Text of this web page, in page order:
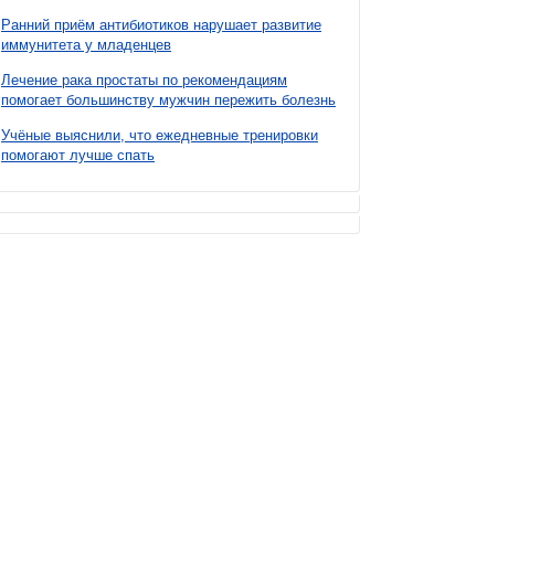
Ранний приём антибиотиков нарушает развитие
иммунитета у младенцев
Лечение рака простаты по рекомендациям
помогает большинству мужчин пережить болезнь
Учёные выяснили, что ежедневные тренировки
помогают лучше спать